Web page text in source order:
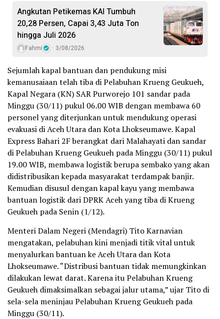
Angkutan Petikemas KAI Tumbuh
20,28 Persen, Capai 3,43 Juta Ton
hingga Juli 2026
Fahmi 3/08/2026
Sejumlah kapal bantuan dan pendukung misi
kemanusaiaan telah tiba di Pelabuhan Krueng Geukueh,
Kapal Negara (KN) SAR Purworejo 101 sandar pada
Minggu (30/11) pukul 06.00 WIB dengan membawa 60
personel yang diterjunkan untuk mendukung operasi
evakuasi di Aceh Utara dan Kota Lhokseumawe. Kapal
Express Bahari 2F berangkat dari Malahayati dan sandar
di Pelabuhan Krueng Geukueh pada Minggu (30/11) pukul
19.00 WIB, membawa logistik berupa sembako yang akan
didistribusikan kepada masyarakat terdampak banjir.
Kemudian disusul dengan kapal kayu yang membawa
bantuan logistik dari DPRK Aceh yang tiba di Krueng
Geukueh pada Senin (1/12).
Menteri Dalam Negeri (Mendagri) Tito Karnavian
mengatakan, pelabuhan kini menjadi titik vital untuk
menyalurkan bantuan ke Aceh Utara dan Kota
Lhokseumawe. “Distribusi bantuan tidak memungkinkan
dilakukan lewat darat. Karena itu Pelabuhan Krueng
Geukueh dimaksimalkan sebagai jalur utama,” ujar Tito di
sela-sela meninjau Pelabuhan Krueng Geukueh pada
Minggu (30/11).